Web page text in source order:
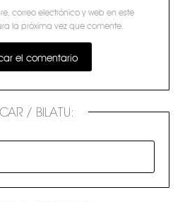
correo electrónico y web en este
la próxima vez que comente.
/ BILATU: